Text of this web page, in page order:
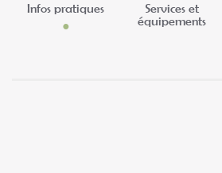
Infos pratiques
Services et
équipements